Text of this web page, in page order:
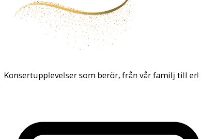
Konsertupplevelser som berör, från vår familj till er!